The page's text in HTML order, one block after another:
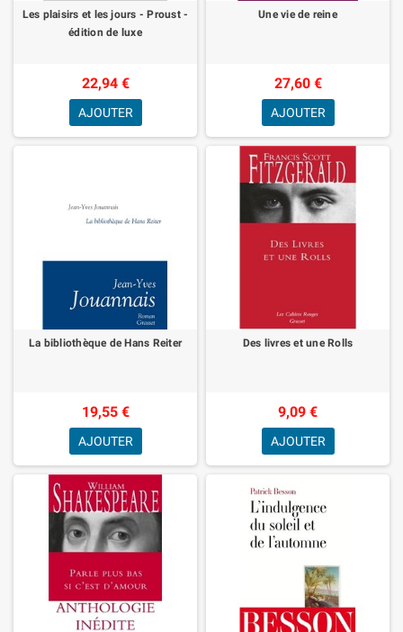
Les plaisirs et les jours - Proust -
édition de luxe
22,94 €
AJOUTER
Une vie de reine
27,60 €
AJOUTER
La bibliothèque de Hans Reiter
19,55 €
AJOUTER
Des livres et une Rolls
9,09 €
AJOUTER